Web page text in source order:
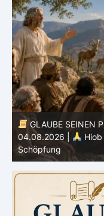
GLAUBE SEINEN
04.08.2026 |
Hiob
Schöpfung